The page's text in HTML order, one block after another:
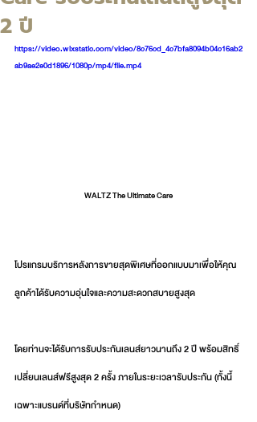
2 ปี
https://video.wixstatic.com/video/8c76cd_4c7bfa8094b04c16ab2
ab9ae2e0d1896/1080p/mp4/file.mp4
WALTZ The Ultimate Care
โปรแกรมบริการหลังการขายสุดพิเศษที่ออกแบบมาเพื่อให้คุณ
ลูกค้าได้รับความอุ่นใจและความสะดวกสบายสูงสุด
โดยท่านจะได้รับการรับประกันเลนส์ยาวนานถึง 2 ปี พร้อมสิทธิ์
เปลี่ยนเลนส์ฟรีสูงสุด 2 ครั้ง ภายในระยะเวลารับประกัน (ทั้งนี้
เฉพาะแบรนด์ที่บริษัทกำหนด)